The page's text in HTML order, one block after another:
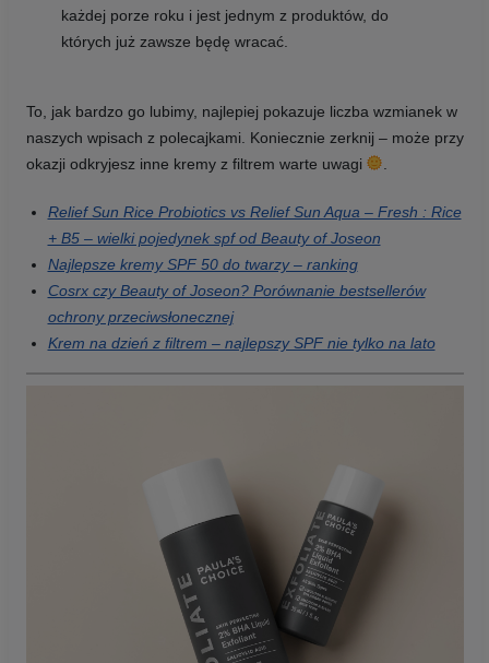
każdej porze roku i jest jednym z produktów, do
których już zawsze będę wracać.
To, jak bardzo go lubimy, najlepiej pokazuje liczba wzmianek w
naszych wpisach z polecajkami. Koniecznie zerknij – może przy
okazji odkryjesz inne kremy z filtrem warte uwagi
Relief Sun Rice Probiotics vs Relief Sun Aqua – Fresh : Rice
+ B5 – wielki pojedynek spf od Beauty of Joseon
Najlepsze kremy SPF 50 do twarzy – ranking
Cosrx czy Beauty of Joseon? Porównanie bestsellerów
ochrony przeciwsłonecznej
Krem na dzień z filtrem – najlepszy SPF nie tylko na lato